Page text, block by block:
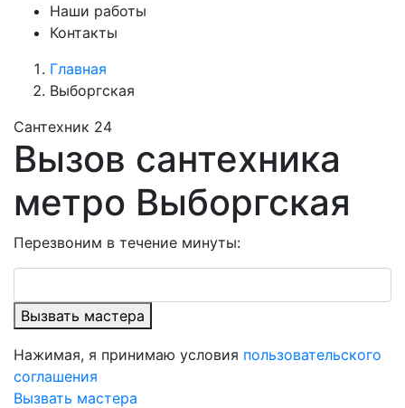
Наши работы
Контакты
Главная
Выборгская
Сантехник 24
Вызов сантехника
метро Выборгская
Перезвоним в течение минуты:
Вызвать мастера
Нажимая, я принимаю условия пользовательского
соглашения
Вызвать мастера